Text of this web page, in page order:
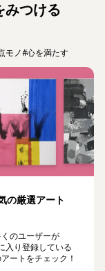
みつける
モノ#心を満たす
の厳選アート
くのユーザーが
入り登録している
アートをチェック！